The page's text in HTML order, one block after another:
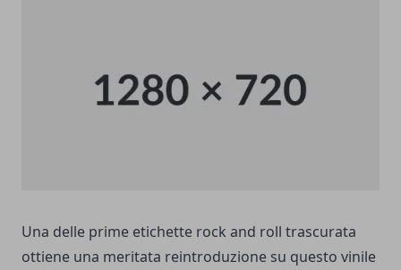
Una delle prime etichette rock and roll trascurata
ottiene una meritata reintroduzione su questo vinile